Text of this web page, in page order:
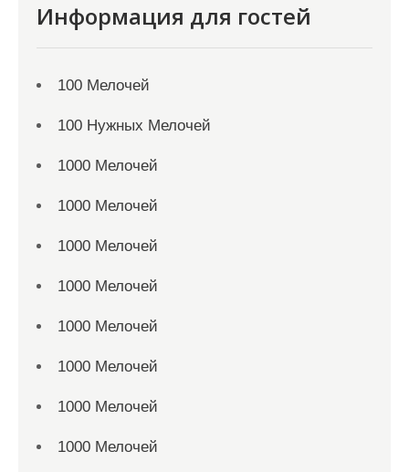
Информация для гостей
100 Мелочей
100 Нужных Мелочей
1000 Мелочей
1000 Мелочей
1000 Мелочей
1000 Мелочей
1000 Мелочей
1000 Мелочей
1000 Мелочей
1000 Мелочей